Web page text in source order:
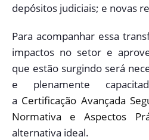
depósitos judiciais; e novas
Para acompanhar essa
impactos no setor e
que estão surgindo será
e plenamente
a Certificação Avançada
Normativa e Aspectos
alternativa ideal.